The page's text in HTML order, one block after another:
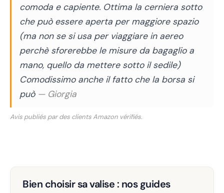
comoda e capiente. Ottima la cerniera sotto
che può essere aperta per maggiore spazio
(ma non se si usa per viaggiare in aereo
perchè sforerebbe le misure da bagaglio a
mano, quello da mettere sotto il sedile)
Comodissimo anche il fatto che la borsa si
può — Giorgia
Avis publiés par des clients Amazon vérifiés.
Bien choisir sa valise : nos guides